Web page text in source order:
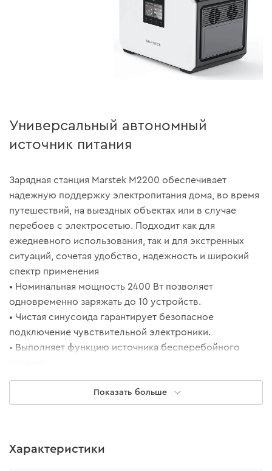
Универсальный автономный
источник питания
Зарядная станция Marstek M2200 обеспечивает
надежную поддержку электропитания дома, во время
путешествий, на выездных объектах или в случае
перебоев с электросетью. Подходит как для
ежедневного использования, так и для экстренных
ситуаций, сочетая удобство, надежность и широкий
спектр применения
• Номинальная мощность 2400 Вт позволяет
одновременно заряжать до 10 устройств.
• Чистая синусоида гарантирует безопасное
подключение чувствительной электроники.
• Выполняет функцию источника бесперебойного
Показать больше
Характеристики